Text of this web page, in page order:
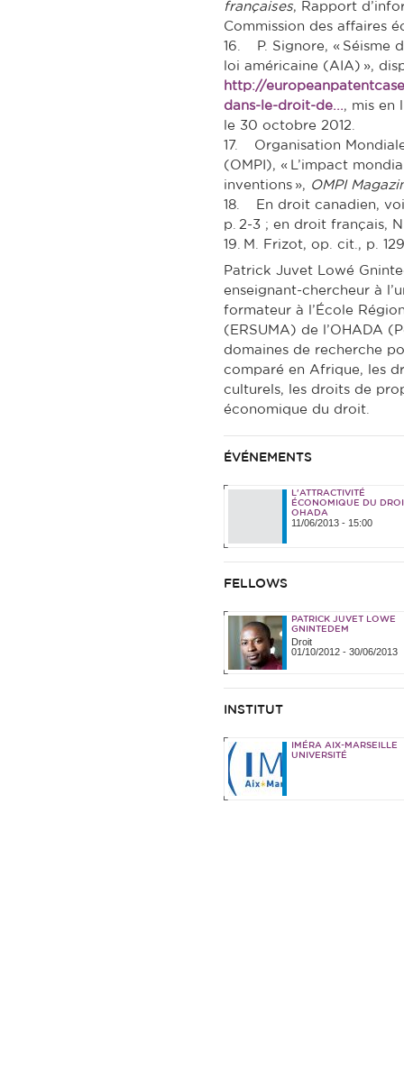
françaises, Rapport
Commission des affaires
16. P. Signore, « Séisme
loi américaine (AIA) »,
http://
dans-le-droit-de..., mis en
le 30 octobre 2012.
17. Organisation
(OMPI), « L’impact
inventions », OMPI
18. En droit canadien,
p. 2-3 ; en droit français,
19. M. Frizot, op. cit., p.
Patrick Juvet Lowé
enseignant-chercheur à
formateur à l’École
(ERSUMA) de l’OHADA
domaines de recherche
comparé en Afrique, les
culturels, les droits de
économique du droit.
ÉVÉNEMENTS
L'ATTRACTIVITÉ
ÉCONOMIQUE DU
OHADA
11/06/2013 - 15:00
FELLOWS
PATRICK JUVET LOWE
GNINTEDEM
Droit
01/10/2012- 30/06/2013
INSTITUT
IMÉRA AIX-MARSEILLE
UNIVERSITÉ